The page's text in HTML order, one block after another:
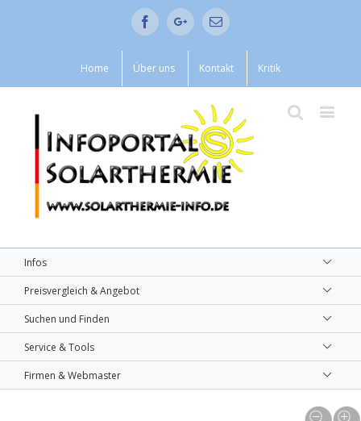
FacebookGoogle+Email
Home Über uns Kontakt Kritik
Infos
Preisvergleich & Angebot
Suchen und Finden
Service & Tools
Firmen & Webmaster